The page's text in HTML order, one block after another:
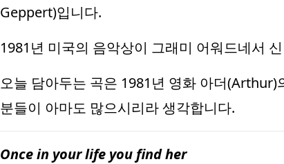
Geppert)입니다.
1981년 미국의 음악상이 그래미 어워드네서
오늘 담아두는 곡은 1981년 영화 아더
분들이 아마도 많으시리라 생각합니다.
Once in your life you find her